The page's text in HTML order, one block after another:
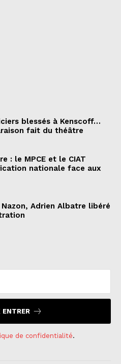
blessés à Kenscoff…
fait du théâtre
: le MPCE et le CIAT
nationale face aux
Adrien Albatre libéré
ENTRER
de confidentialité.